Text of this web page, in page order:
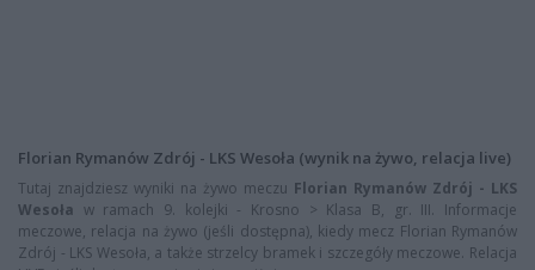
Florian Rymanów Zdrój - LKS Wesoła (wynik na żywo, relacja live)
Tutaj znajdziesz wyniki na żywo meczu Florian Rymanów Zdrój - LKS
Wesoła w ramach 9. kolejki - Krosno > Klasa B, gr. III. Informacje
meczowe, relacja na żywo (jeśli dostępna), kiedy mecz Florian Rymanów
Zdrój - LKS Wesoła, a także strzelcy bramek i szczegóły meczowe. Relacja